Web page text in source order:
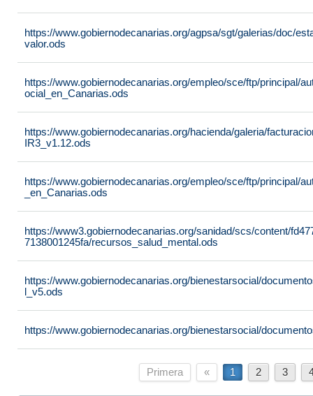
https://www.gobiernodecanarias.org/agpsa/sgt/galerias/doc/
valor.ods
https://www.gobiernodecanarias.org/empleo/sce/ftp/principal/
ocial_en_Canarias.ods
https://www.gobiernodecanarias.org/hacienda/galeria/
IR3_v1.12.ods
https://www.gobiernodecanarias.org/empleo/sce/ftp/principal/
_en_Canarias.ods
https://www3.gobiernodecanarias.org/sanidad/scs/content/
7138001245fa/recursos_salud_mental.ods
https://www.gobiernodecanarias.org/bienestarsocial/
l_v5.ods
https://www.gobiernodecanarias.org/bienestarsocial/
Primera « 1 2 3